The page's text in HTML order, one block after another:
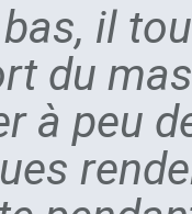
il
du
à peu